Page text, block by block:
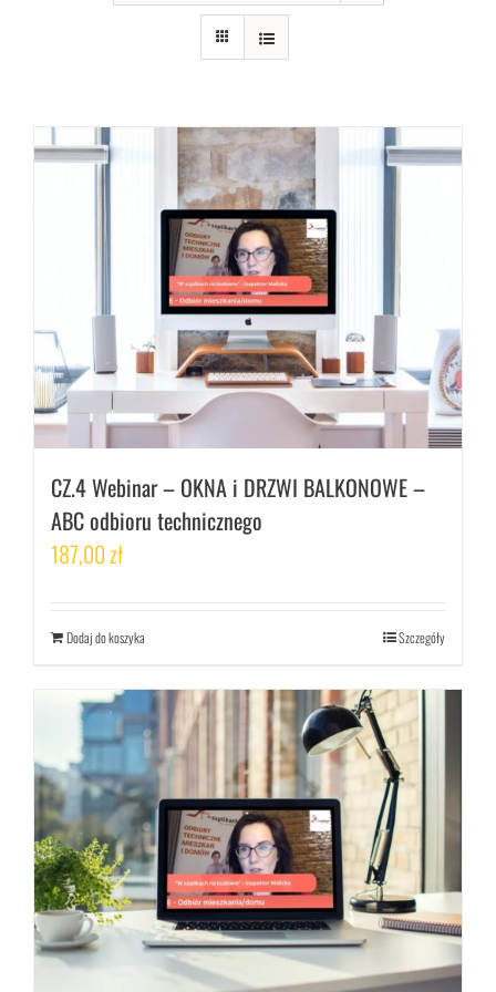
CZ.4 Webinar – OKNA i DRZWI BALKONOWE –
ABC odbioru technicznego
187,00zł
Dodaj do koszyka Szczegóły